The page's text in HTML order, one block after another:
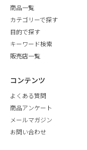
商品一覧
カテゴリーで探す
目的で探す
キーワード検索
販売店一覧
コンテンツ
よくある質問
商品アンケート
メールマガジン
お問い合わせ